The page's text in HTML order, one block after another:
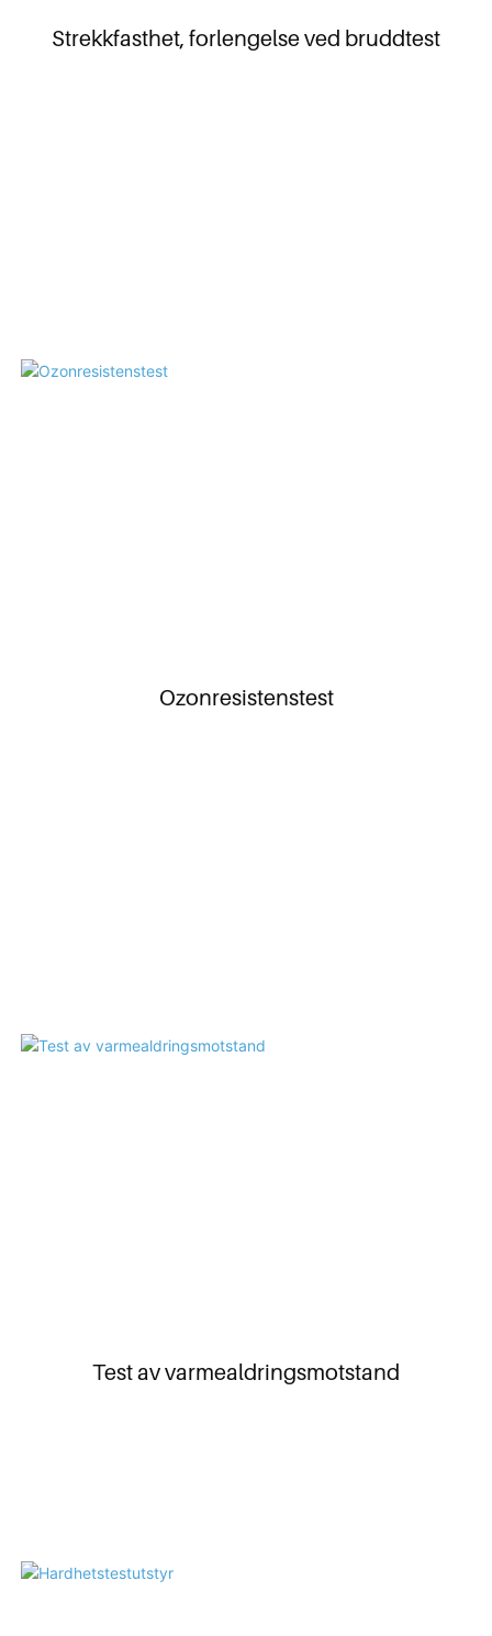
Strekkfasthet, forlengelse ved bruddtest
Ozonresistenstest
Test av varmealdringsmotstand